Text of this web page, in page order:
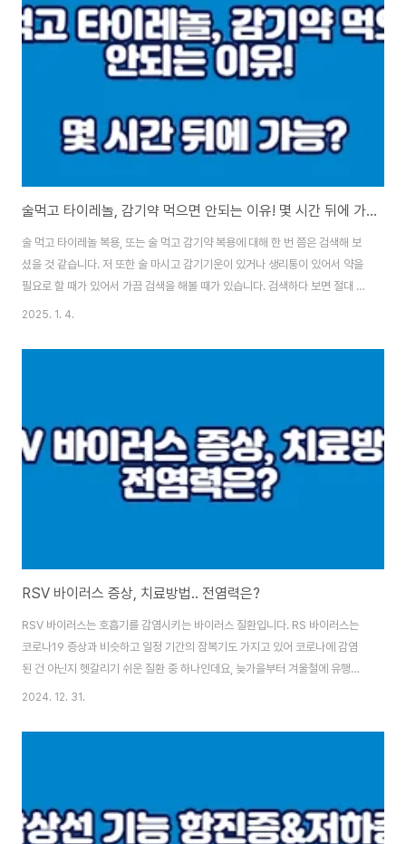
많은게 아닌가 싶지만 해당 양에는 과일이나 채소 등 음식으로 섭취하는 수분
까지 모두 포함하는 수치입니다. 체중에 따라 섭취량을 정확하게 계산하려면
술먹고 타이레놀, 감기약 먹으면 안되는 이유! 몇 시간 뒤에 가능?
술 먹고 타이레놀 복용, 또는 술 먹고 감기약 복용에 대해 한 번 쯤은 검색해 보
셨을 것 같습니다. 저 또한 술 마시고 감기기운이 있거나 생리통이 있어서 약을
필요로 할 때가 있어서 가끔 검색을 해볼 때가 있습니다. 검색하다 보면 절대 술
마시고 먹으면 안되는 약물들이 있는데 우리가 흔히 접하는 약들도 있습니다.
정리해 보려고 합니다. 목차아세트아미노펜(타이레놀)타이레놀은 코로나 때
노펜은 간 독성이 큰 성분으로 알..
2025. 1. 4.
RSV 바이러스 증상, 치료방법.. 전염력은?
RSV 바이러스는 호흡기를 감염시키는 바이러스 질환입니다. RS 바이러스는
코로나19 증상과 비슷하고 일정 기간의 잠복기도 가지고 있어 코로나에 감염
된 건 아닌지 헷갈리기 쉬운 질환 중 하나인데요, 늦가을부터 겨울철에 유행하
는 RS 바이러스는 어떤 증상을 가지고 있는지 확인하여 코로나 및 일반 감기,
방법, 전염력은 어떠한지 말씀드리도록 하겠습니다. 목차RSV 바이러스, RS
학습했..
2024. 12. 31.